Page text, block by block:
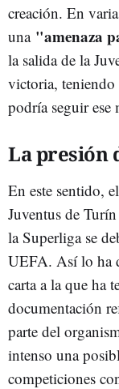
creación. En
una "amenaza
la salida de la
victoria, teniendo
podría seguir ese
La presión
En este sentido,
Juventus de
la Superliga se
UEFA. Así lo ha
carta a la que ha
documentación
parte del
intenso una
competiciones